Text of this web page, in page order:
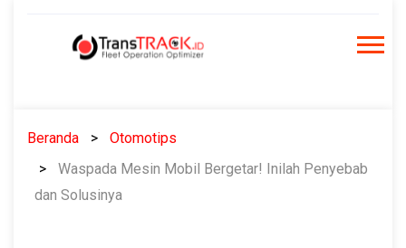
Beranda
Otomotips
Waspada Mesin Mobil Bergetar! Inilah Penyebab
dan Solusinya